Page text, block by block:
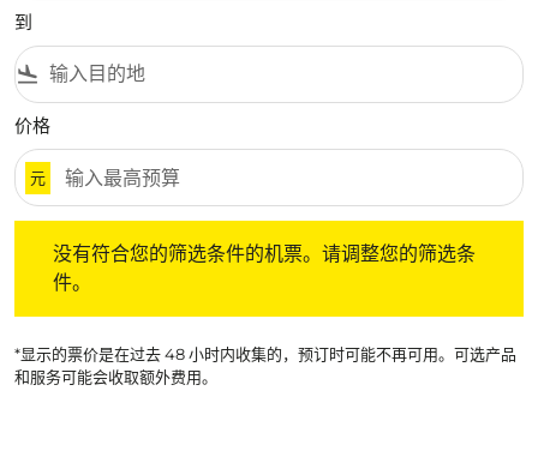
到
flight_land
价格
元
没有符合您的筛选条件的机票。请调整您的筛选条
件。
*显示的票价是在过去 48 小时内收集的，预订时可能不再可用。可选产品
和服务可能会收取额外费用。